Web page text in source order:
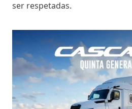
ser respetadas.